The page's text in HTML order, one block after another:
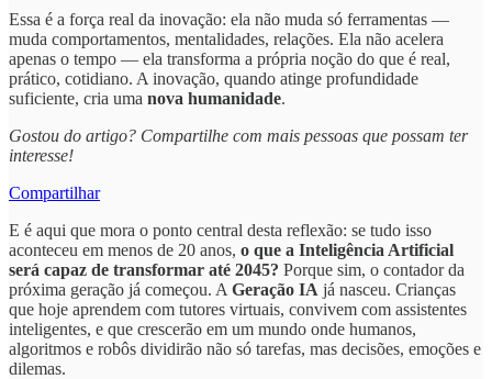
Essa é a força real da inovação: ela não muda só ferramentas —
muda comportamentos, mentalidades, relações. Ela não acelera
apenas o tempo — ela transforma a própria noção do que é real,
prático, cotidiano. A inovação, quando atinge profundidade
suficiente, cria uma nova humanidade.
Gostou do artigo? Compartilhe com mais pessoas que possam ter
interesse!
Compartilhar
E é aqui que mora o ponto central desta reflexão: se tudo isso
aconteceu em menos de 20 anos, o que a Inteligência Artificial
será capaz de transformar até 2045? Porque sim, o contador da
próxima geração já começou. A Geração IA já nasceu. Crianças
que hoje aprendem com tutores virtuais, convivem com assistentes
inteligentes, e que crescerão em um mundo onde humanos,
algoritmos e robôs dividirão não só tarefas, mas decisões, emoções e
dilemas.